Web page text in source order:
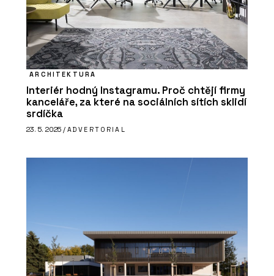
ARCHITEKTURA
Interiér hodný Instagramu. Proč chtějí firmy
kanceláře, za které na sociálních sítích sklidí
srdíčka
23. 5. 2025 / ADVERTORIAL